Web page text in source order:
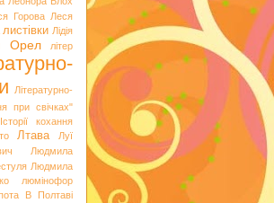
Горова Леся
листівки Лідія
Орел
літер
Літературно-
при свічках"
кохання
Лтава
Луї
Людмила
Людмила
люмінофор
В Полтаві